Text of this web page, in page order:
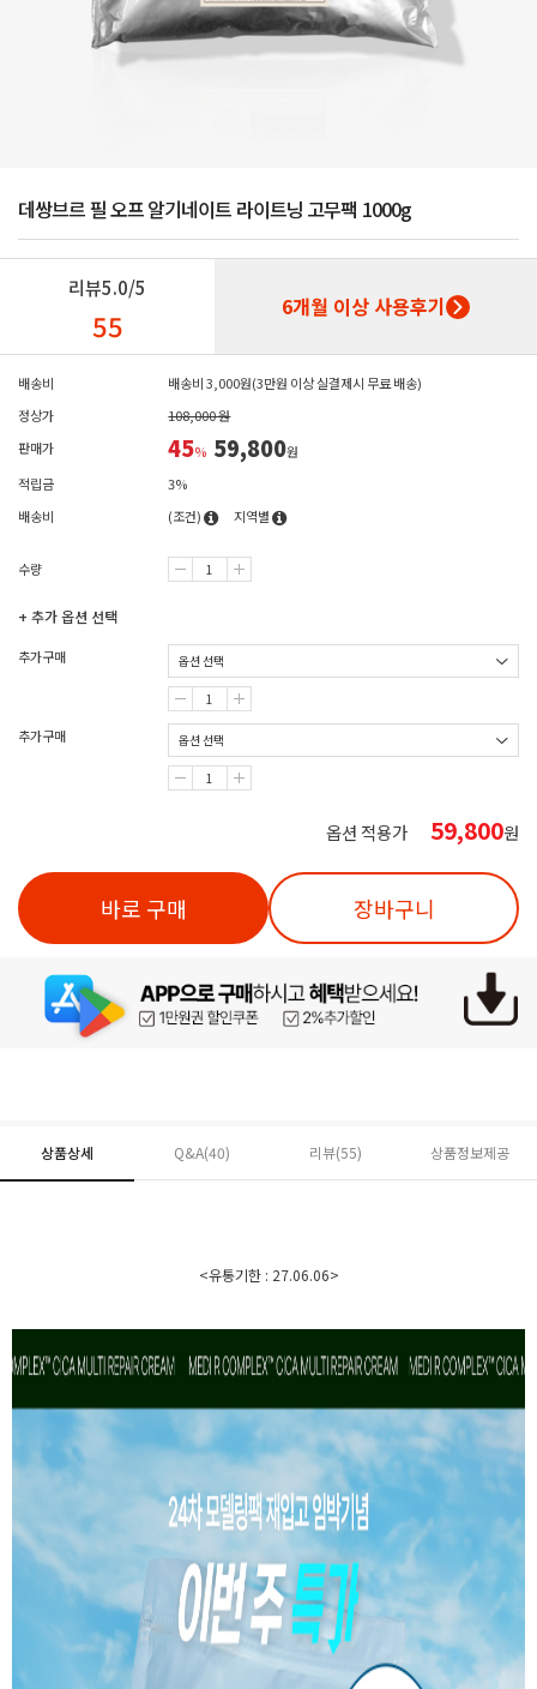
데쌍브르 필 오프 알기네이트 라이트닝 고무팩 1000g
리뷰5.0/5
55 6개월 이상 사용후기
배송비
배송비 3,000원(3만원 이상 실결제시 무료 배송)
정상가
108,000 원
판매가
45% 59,800원
적립금
3%
배송비
(조건) 지역별
수량
+ 추가 옵션 선택
추가구매
추가구매
옵션 적용가 59,800원
바로 구매 장바구니
상품상세 Q&A(40) 리뷰(55) 상품정보제공
<유통기한 : 27.06.06>